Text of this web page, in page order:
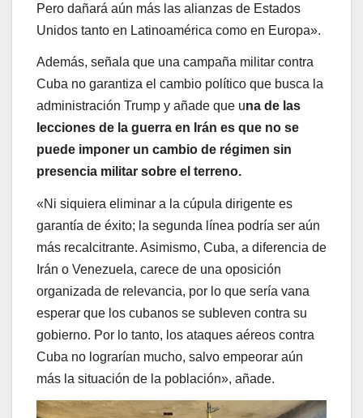
Pero dañará aún más las alianzas de Estados
Unidos tanto en Latinoamérica como en Europa».
Además, señala que una campaña militar contra
Cuba no garantiza el cambio político que busca la
administración Trump y añade que una de las
lecciones de la guerra en Irán es que no se
puede imponer un cambio de régimen sin
presencia militar sobre el terreno.
«Ni siquiera eliminar a la cúpula dirigente es
garantía de éxito; la segunda línea podría ser aún
más recalcitrante. Asimismo, Cuba, a diferencia de
Irán o Venezuela, carece de una oposición
organizada de relevancia, por lo que sería vana
esperar que los cubanos se subleven contra su
gobierno. Por lo tanto, los ataques aéreos contra
Cuba no lograrían mucho, salvo empeorar aún
más la situación de la población», añade.